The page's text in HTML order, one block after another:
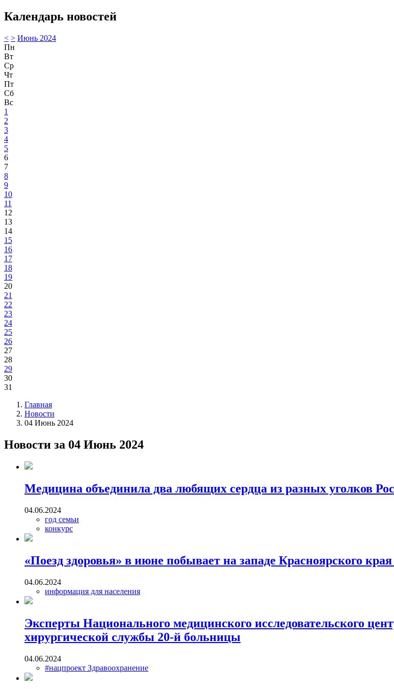
Календарь новостей
< > Июнь 2024
Пн
Вт
Ср
Чт
Пт
Сб
Вс
1
2
3
4
5
6
7
8
9
10
11
12
13
14
15
16
17
18
19
20
21
22
23
24
25
26
27
28
29
30
31
Главная
Новости
04 Июнь 2024
Новости за 04 Июнь 2024
Медицина объединила два любящих сердца из разных уголков
04.06.2024
год семьи
конкурс
«Поезд здоровья» в июне побывает на западе Красноярского
04.06.2024
информация для населения
Эксперты Национального медицинского исследовательского
хирургической службы 20-й больницы
04.06.2024
#нацпроект Здравоохранение